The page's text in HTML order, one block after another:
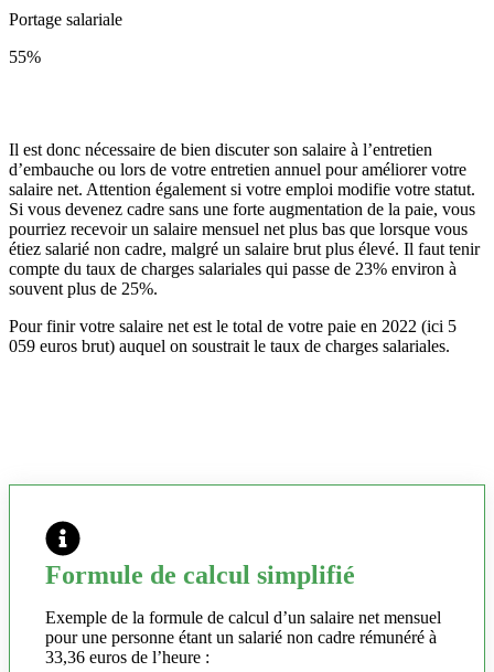
Portage salariale
55%
Il est donc nécessaire de bien discuter son salaire à l’entretien
d’embauche ou lors de votre entretien annuel pour améliorer votre
salaire net. Attention également si votre emploi modifie votre statut.
Si vous devenez cadre sans une forte augmentation de la paie, vous
pourriez recevoir un salaire mensuel net plus bas que lorsque vous
étiez salarié non cadre, malgré un salaire brut plus élevé. Il faut tenir
compte du taux de charges salariales qui passe de 23% environ à
souvent plus de 25%.
Pour finir votre salaire net est le total de votre paie en 2022 (ici 5
059 euros brut) auquel on soustrait le taux de charges salariales.
Formule de calcul simplifié
Exemple de la formule de calcul d’un salaire net mensuel
pour une personne étant un salarié non cadre rémunéré à
33,36 euros de l’heure :